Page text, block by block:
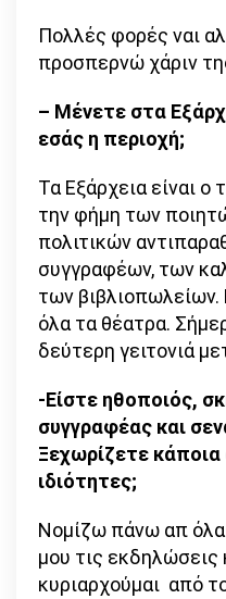
Πολλές φορές ναι
προσπερνώ χάριν
– Μένετε στα
εσάς η περιοχή;
Τα Εξάρχεια είναι
την φήμη των
πολιτικών
συγγραφέων, των
των βιβλιοπωλείων.
όλα τα θέατρα.
δεύτερη γειτονιά
-Είστε ηθοποιός,
συγγραφέας και
Ξεχωρίζετε
ιδιότητες;
Νομίζω πάνω απ όλα
μου τις εκδηλώσεις
κυριαρχούμαι από